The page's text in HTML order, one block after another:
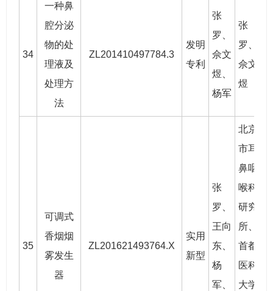
34
一种鼻
腔分泌
物的处
理液及
处理方
法
ZL201410497784.3
发明
专利
张
罗
佘文
煜
杨军
张
罗
佘文
煜
35
可调式
香烟烟
雾发生
器
ZL201621493764.X
实用
新型
张
罗
王向
东
杨
军、
北京
市耳
鼻咽
喉科
研究
所、
首都
医科
大学